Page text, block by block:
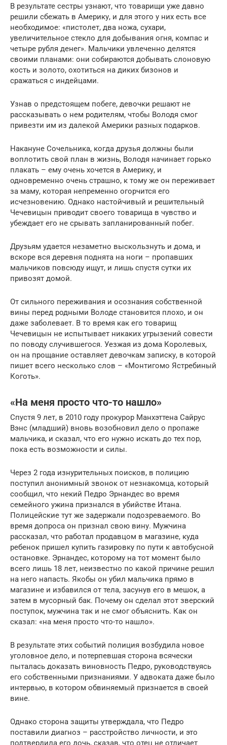
В результате сестры узнают, что товарищи уже давно
решили сбежать в Америку, и для этого у них есть все
необходимое: «пистолет, два ножа, сухари,
увеличительное стекло для добывания огня, компас и
четыре рубля денег». Мальчики увлеченно делятся
своими планами: они собираются добывать слоновую
кость и золото, охотиться на диких бизонов и
сражаться с индейцами.
Узнав о предстоящем побеге, девочки решают не
рассказывать о нем родителям, чтобы Володя смог
привезти им из далекой Америки разных подарков.
Накануне Сочельника, когда друзья должны были
воплотить свой план в жизнь, Володя начинает горько
плакать – ему очень хочется в Америку, и
одновременно очень страшно, к тому же он переживает
за маму, которая непременно огорчится его
исчезновению. Однако настойчивый и решительный
Чечевицын приводит своего товарища в чувство и
убеждает его не срывать запланированный побег.
Друзьям удается незаметно выскользнуть и дома, и
вскоре вся деревня поднята на ноги – пропавших
мальчиков повсюду ищут, и лишь спустя сутки их
привозят домой.
От сильного переживания и осознания собственной
вины перед родными Володе становится плохо, и он
даже заболевает. В то время как его товарищ
Чечевицын не испытывает никаких угрызений совести
по поводу случившегося. Уезжая из дома Королевых,
он на прощание оставляет девочкам записку, в которой
пишет всего несколько слов – «Монтигомо Ястребиный
Коготь».
«На меня просто что-то нашло»
Спустя 9 лет, в 2010 году прокурор Манхэттена Сайрус
Вэнс (младший) вновь возобновил дело о пропаже
мальчика, и сказал, что его нужно искать до тех пор,
пока есть возможности и силы.
Через 2 года изнурительных поисков, в полицию
поступил анонимный звонок от незнакомца, который
сообщил, что некий Педро Эрнандес во время
семейного ужина признался в убийстве Итана.
Полицейские тут же задержали подозреваемого. Во
время допроса он признал свою вину. Мужчина
рассказал, что работал продавцом в магазине, куда
ребенок пришел купить газировку по пути к автобусной
остановке. Эрнандес, которому на тот момент было
всего лишь 18 лет, неизвестно по какой причине решил
на него напасть. Якобы он убил мальчика прямо в
магазине и избавился от тела, засунув его в мешок, а
затем в мусорный бак. Почему он сделал этот зверский
поступок, мужчина так и не смог объяснить. Как он
сказал: «на меня просто что-то нашло».
В результате этих событий полиция возбудила новое
уголовное дело, и потерпевшая сторона всячески
пыталась доказать виновность Педро, руководствуясь
его собственными признаниями. У адвоката даже было
интервью, в котором обвиняемый признается в своей
вине.
Однако сторона защиты утверждала, что Педро
поставили диагноз – расстройство личности, и это
подтвердила его дочь, сказав, что отец не отличает